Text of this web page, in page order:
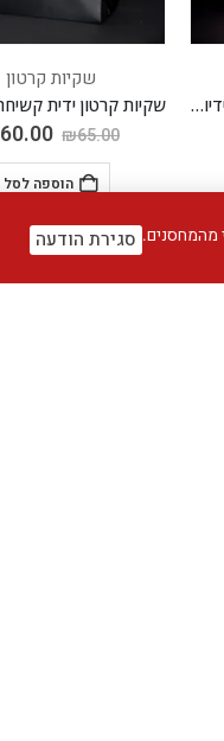
שקיות קרטון ידית קשיחה + ידיות PVC ארוכות
שקיות קרטון
₪65.00
60.00
הוספה לסל
סגירת הודעה